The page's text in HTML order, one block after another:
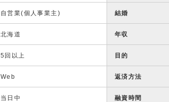
自営業(個人事業主) 結婚
北海道 年収
5回以上 目的
Web 返済方法
当日中 融資時間